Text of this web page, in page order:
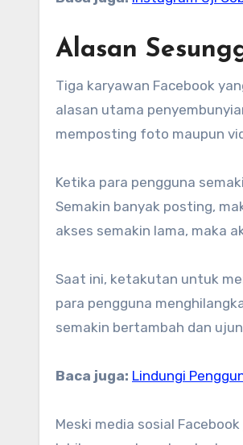
Alasan
Tiga karyawan Facebook
alasan utama
memposting foto maupun
Ketika para pengguna
Semakin banyak posting,
akses semakin lama, maka
Saat ini, ketakutan untuk
para pengguna
semakin bertambah dan
Baca juga: Lindungi
Meski media sosial